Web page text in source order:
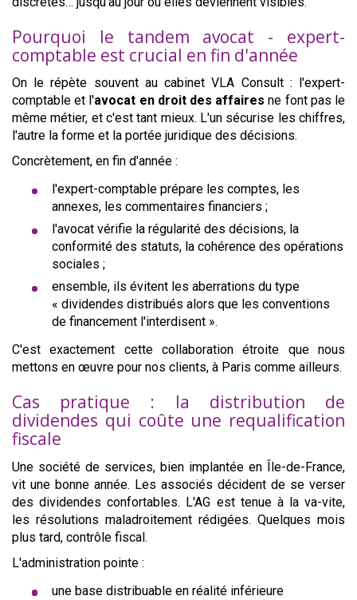
Pourquoi le tandem avocat - expert-
comptable est crucial en fin d'année
On le répète souvent au cabinet VLA Consult : l'expert-
comptable et l'avocat en droit des affaires ne font pas le
même métier, et c'est tant mieux. L'un sécurise les chiffres,
l'autre la forme et la portée juridique des décisions.
Concrètement, en fin d'année :
l'expert-comptable prépare les comptes, les
annexes, les commentaires financiers ;
l'avocat vérifie la régularité des décisions, la
conformité des statuts, la cohérence des opérations
sociales ;
ensemble, ils évitent les aberrations du type
« dividendes distribués alors que les conventions
de financement l'interdisent ».
C'est exactement cette collaboration étroite que nous
mettons en œuvre pour nos clients, à Paris comme ailleurs.
Cas pratique : la distribution de
dividendes qui coûte une requalification
fiscale
Une société de services, bien implantée en Île-de-France,
vit une bonne année. Les associés décident de se verser
des dividendes confortables. L'AG est tenue à la va-vite,
les résolutions maladroitement rédigées. Quelques mois
plus tard, contrôle fiscal.
L'administration pointe :
une base distribuable en réalité inférieure